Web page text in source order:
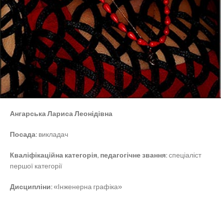
Ангарська Лариса Леонідівна
Посада: викладач
Кваліфікаційна категорія, педагогічне звання:спеціаліст
першої категорії
Дисципліни:«Інженерна графіка»